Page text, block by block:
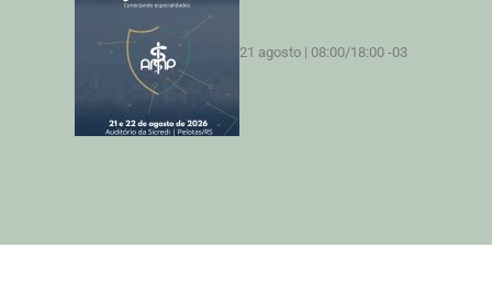
21 agosto | 08:00/18:00 -03